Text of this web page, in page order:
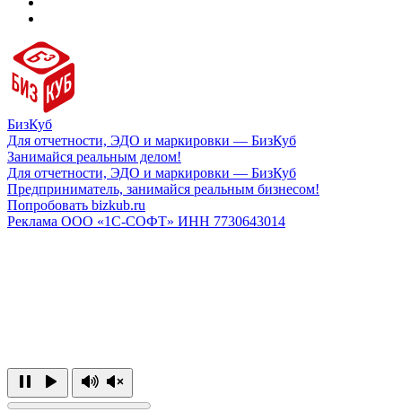
БизКуб
Для отчетности, ЭДО и маркировки — БизКуб
Занимайся реальным делом!
Для отчетности, ЭДО и маркировки — БизКуб
Предприниматель, занимайся реальным бизнесом!
Попробовать bizkub.ru
Реклама ООО «1С-СОФТ» ИНН 7730643014